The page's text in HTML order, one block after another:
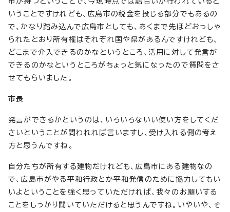
いうことですけれども、広島市の税金を投じる部分でもあるの
で、かなり踏み込んで広島市としても、あくまで先ほどおっしゃ
られたとおり所有権はそれぞれ国や県があるんですけれども、
どこまで介入できるのかなというところ、活用に対して発言が
できるのかなというところがちょっと気になったので質問をさ
せてもらいました。
市長
発言ができるかというのは、いろいろないい使い方をしてくだ
さいということが問われれば言いますし、受け入れる側の考え
方と思うんですね。
自分たちが所有する建物だけれども、広島市にある建物なの
で、広島市がやる平和行政とか平和発信のために協力してもい
いよということを強く思っていただければ、我々のお願いする
ことをしっかり聞いていただけると思うんですね。いやいや、そ